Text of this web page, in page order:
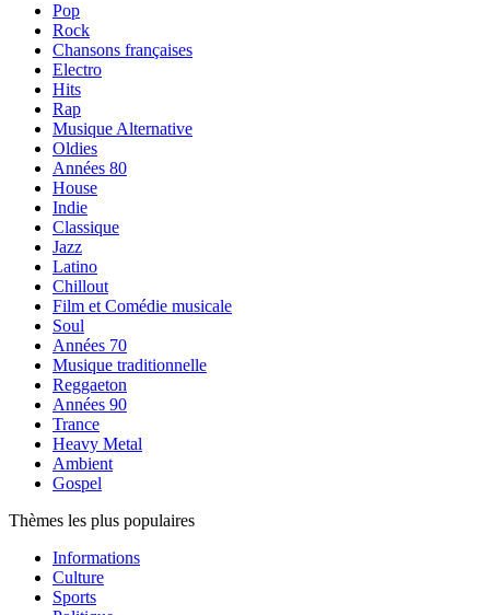
Pop
Rock
Chansons françaises
Electro
Hits
Rap
Musique Alternative
Oldies
Années 80
House
Indie
Classique
Jazz
Latino
Chillout
Film et Comédie musicale
Soul
Années 70
Musique traditionnelle
Reggaeton
Années 90
Trance
Heavy Metal
Ambient
Gospel
Thèmes les plus populaires
Informations
Culture
Sports